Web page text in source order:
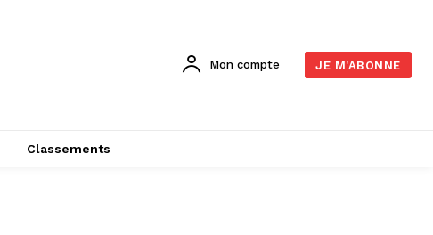
Mon compte JE M'ABONNE
Classements